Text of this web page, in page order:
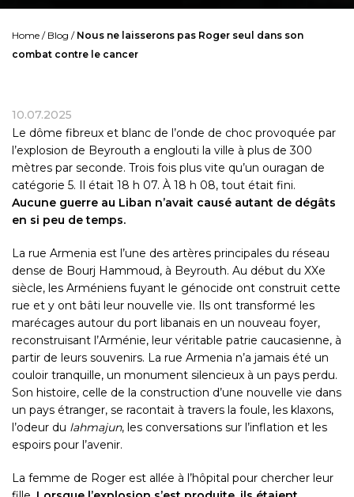
Home / Blog / Nous ne laisserons pas Roger seul dans son
combat contre le cancer
10.07.2025
Le dôme fibreux et blanc de l’onde de choc provoquée par
l’explosion de Beyrouth a englouti la ville à plus de 300
mètres par seconde. Trois fois plus vite qu’un ouragan de
catégorie 5. Il était 18 h 07. À 18 h 08, tout était fini.
Aucune guerre au Liban n’avait causé autant de dégâts
en si peu de temps.
La rue Armenia est l’une des artères principales du réseau
dense de Bourj Hammoud, à Beyrouth. Au début du XXe
siècle, les Arméniens fuyant le génocide ont construit cette
rue et y ont bâti leur nouvelle vie. Ils ont transformé les
marécages autour du port libanais en un nouveau foyer,
reconstruisant l’Arménie, leur véritable patrie caucasienne, à
partir de leurs souvenirs. La rue Armenia n’a jamais été un
couloir tranquille, un monument silencieux à un pays perdu.
Son histoire, celle de la construction d’une nouvelle vie dans
un pays étranger, se racontait à travers la foule, les klaxons,
l’odeur du lahmajun, les conversations sur l’inflation et les
espoirs pour l’avenir.
La femme de Roger est allée à l’hôpital pour chercher leur